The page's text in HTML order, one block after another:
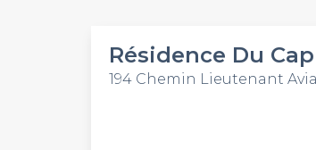
Résidence Du
194 Chemin Lieutenant